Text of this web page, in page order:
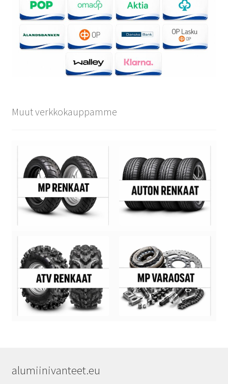
Muut verkkokauppamme
alumiinivanteet.eu